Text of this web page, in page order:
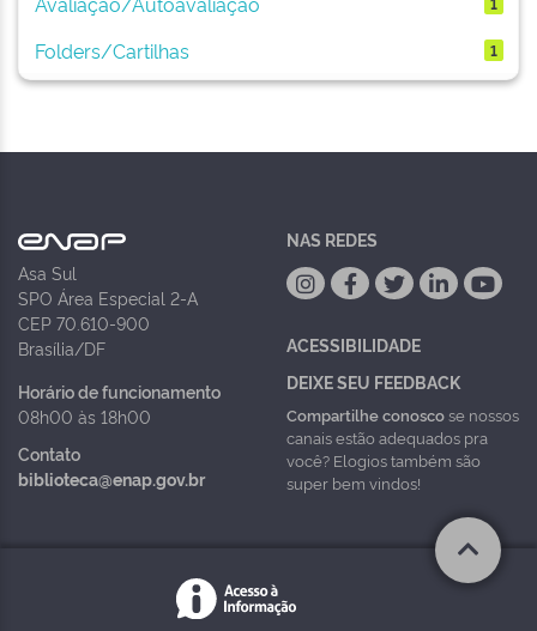
Folders/Cartilhas 1
Asa Sul
SPO Área Especial 2-A
CEP 70.610-900
Brasília/DF
Horário de funcionamento
08h00 às 18h00
Contato
biblioteca@enap.gov.br
NAS REDES
ACESSIBILIDADE
DEIXE SEU FEEDBACK
Compartilhe conoscose nossos
canais estão adequados pra
você? Elogios também são
super bem vindos!